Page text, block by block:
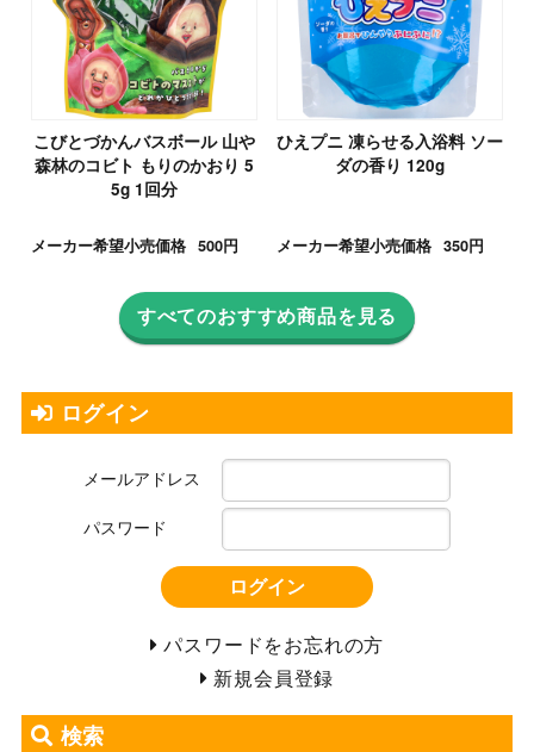
こびとづかんバスボール 山や
森林のコビト もりのかおり 5
5g 1回分
メーカー希望小売価格 500円
ひえプニ 凍らせる入浴料 ソー
ダの香り 120g
メーカー希望小売価格 350円
すべてのおすすめ商品を見る
ログイン
メールアドレス
パスワード
ログイン
パスワードをお忘れの方
新規会員登録
検索